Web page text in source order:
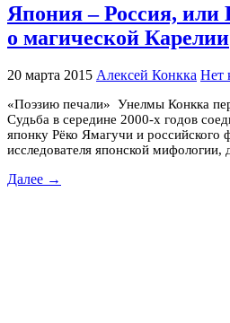
Япония – Россия, или
о магической Карелии
20 марта 2015 Алексей Конкка Нет
«Поэзию печали» Унелмы Конкка
Судьба в середине 2000-х годов
японку Рёко Ямагучи и российского
исследователя японской
Далее →